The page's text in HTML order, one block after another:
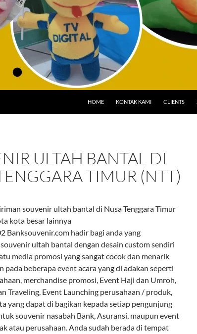
HOME KONTAK KAMI CLIENTS
ULTAH BANTAL DI
TIMUR (NTT)
souvenir ultah bantal di Nusa Tenggara Timur
kota besar lainnya
Banksouvenir.com hadir bagi anda yang
ultah bantal dengan desain custom sendiri
media promosi yang sangat cocok dan menarik
pada beberapa event acara yang di adakan seperti
merchandise promosi, Event Haji dan Umroh,
Traveling, Event Launching perusahaan / produk,
yang dapat di bagikan kepada setiap pengunjung
souvenir nasabah Bank, Asuransi, maupun event
atau perusahaan. Anda sudah berada di tempat